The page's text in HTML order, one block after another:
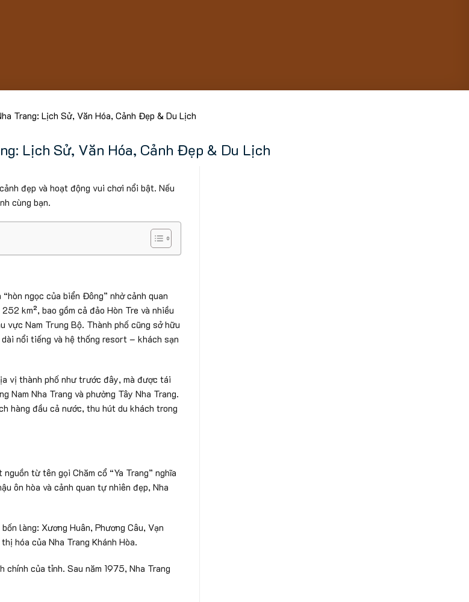
Trang: Lịch Sử, Văn Hóa, Cảnh Đẹp & Du Lịch
Lịch Sử, Văn Hóa, Cảnh Đẹp & Du Lịch
đẹp và hoạt động vui chơi nổi bật. Nếu
cùng bạn.
ngọc của biển Đông” nhờ cảnh quan
km², bao gồm cả đảo Hòn Tre và nhiều
Nam Trung Bộ. Thành phố cũng sở hữu
nổi tiếng và hệ thống resort – khách sạn
vị thành phố như trước đây, mà được tái
Nam Nha Trang và phường Tây Nha Trang.
hàng đầu cả nước, thu hút du khách trong
từ tên gọi Chăm cổ “Ya Trang” nghĩa
ôn hòa và cảnh quan tự nhiên đẹp, Nha
làng: Xương Huân, Phương Câu, Vạn
hóa của Nha Trang Khánh Hòa.
của tỉnh. Sau năm 1975, Nha Trang